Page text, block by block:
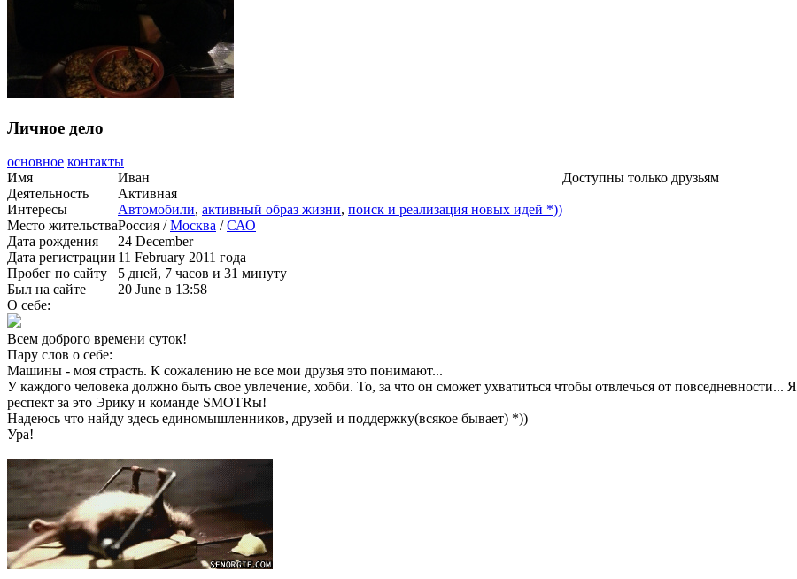
Личное дело
основное контакты
Имя
Иван
Деятельность
Активная
Интересы
Автомобили, активный образ жизни, поиск и реализация новых идей *))
Место жительстваРоссия /Москва /САО
Дата рождения
24 December
Дата регистрации 11 February 2011 года
Пробег по сайту
5 дней, 7 часов и 31 минуту
Был на сайте
20 June в 13:58
Доступны только друзьям
О себе:
Всем доброго времени суток!
Пару слов о себе:
Машины - моя страсть. К сожалению не все мои друзья это понимают...
У каждого человека должно быть свое увлечение, хобби. То, за что он сможет ухватиться чтобы отвлечься от
респект за это Эрику и команде SMOTRы!
Надеюсь что найду здесь единомышленников, друзей и поддержку(всякое бывает) *))
Ура!